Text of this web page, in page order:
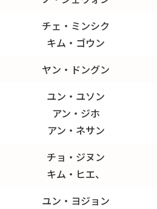
チェ・ミンシク
キム・ゴウン
ヤン・ドングン
ユン・ユソン
アン・ジホ
アン・ネサン
チョ・ジヌン
キム・ヒエ、
ユン・ヨジョン